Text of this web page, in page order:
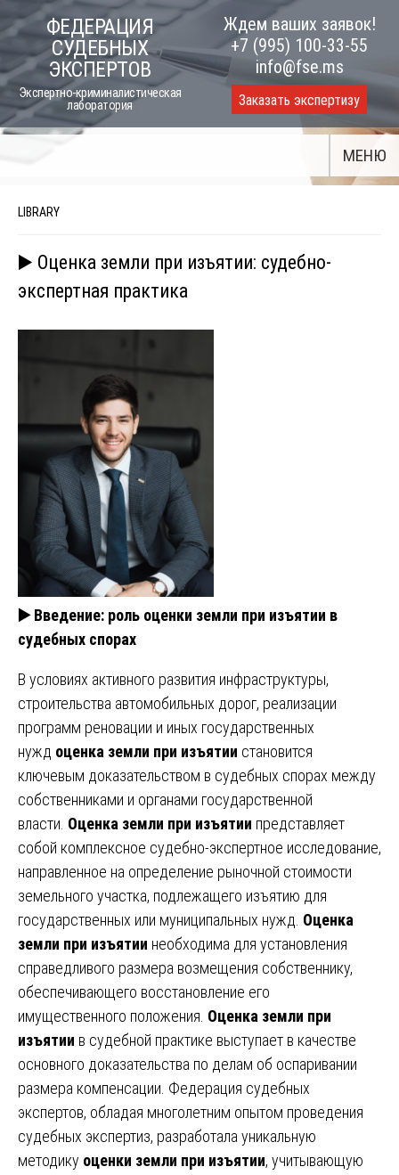
to
content
ФЕДЕРАЦИЯ
СУДЕБНЫХ
ЭКСПЕРТОВ
Экспертно-криминалистическая
лаборатория
Ждем ваших заявок!
+7 (995) 100-33-55
info@fse.ms
Заказать экспертизу
МЕНЮ
LIBRARY
▶️ Оценка земли при изъятии: судебно-
экспертная практика
▶️Введение: роль оценки земли при изъятии в
судебных спорах
В условиях активного развития инфраструктуры,
строительства автомобильных дорог, реализации
программ реновации и иных государственных
нужд оценка земли при изъятии становится
ключевым доказательством в судебных спорах между
собственниками и органами государственной
власти. Оценка земли при изъятии представляет
собой комплексное судебно-экспертное исследование,
направленное на определение рыночной стоимости
земельного участка, подлежащего изъятию для
государственных или муниципальных нужд. Оценка
земли при изъятии необходима для установления
справедливого размера возмещения собственнику,
обеспечивающего восстановление его
имущественного положения. Оценка земли при
изъятии в судебной практике выступает в качестве
основного доказательства по делам об оспаривании
размера компенсации. Федерация судебных
экспертов, обладая многолетним опытом проведения
судебных экспертиз, разработала уникальную
методику оценки земли при изъятии, учитывающую